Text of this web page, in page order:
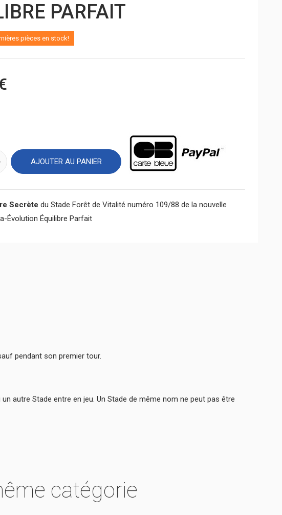
PARFAIT
pièces en stock!
AJOUTER AU PANIER
Secrète du Stade Forêt de Vitalité numéro 109/88 de la nouvelle
Évolution Équilibre Parfait
pendant son premier tour.
autre Stade entre en jeu. Un Stade de même nom ne peut pas être
catégorie